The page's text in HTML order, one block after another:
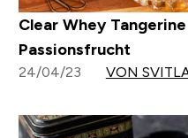
Clear Whey
Passionsfrucht
24/04/23 VON